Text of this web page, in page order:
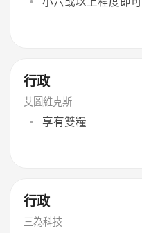
行政
艾圖維克斯
享有雙糧
行政
三為科技